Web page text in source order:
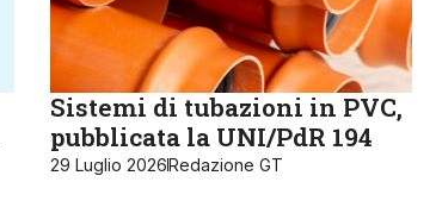
Sistemi di tubazioni in PVC,
pubblicata la UNI/PdR 194
29 Luglio 2026Redazione GT